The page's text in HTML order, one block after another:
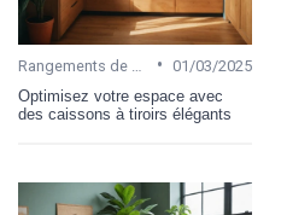
• 01/03/2025
Optimisez votre espace avec
des caissons à tiroirs élégants